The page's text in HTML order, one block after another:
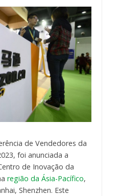
de Vendedores da
foi anunciada a
de Inovação da
região da Ásia-Pacífico,
Shenzhen. Este